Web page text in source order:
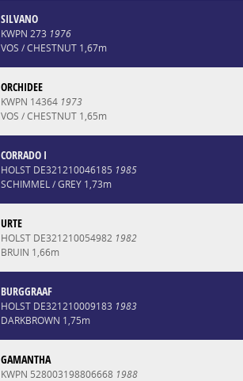
SILVANO
KWPN 273 1976
VOS / CHESTNUT 1,67m
ORCHIDEE
KWPN 14364 1973
VOS / CHESTNUT 1,65m
CORRADO I
HOLST DE321210046185 1985
SCHIMMEL / GREY 1,73m
URTE
HOLST DE321210054982 1982
BRUIN 1,66m
BURGGRAAF
HOLST DE321210009183 1983
DARKBROWN 1,75m
GAMANTHA
KWPN 528003198806668 1988